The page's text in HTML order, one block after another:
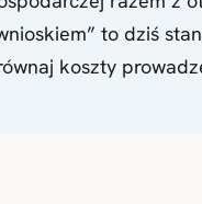
to dziś
koszty